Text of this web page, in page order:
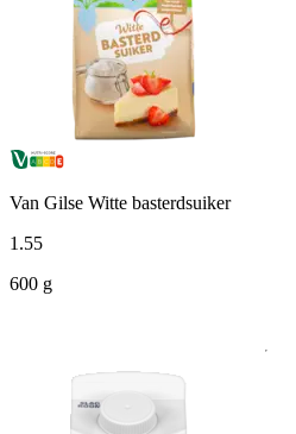
Van Gilse Witte basterdsuiker
1 .55
600 g